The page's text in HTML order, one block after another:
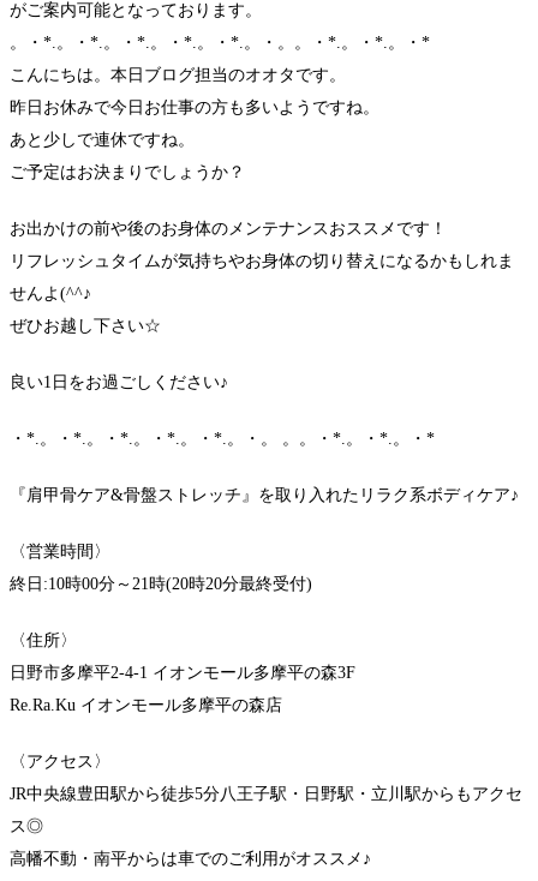
がご案内可能となっております。
。・*.。・*.。・*.。・*.。・*.。・。。・*.。・*.。・*
こんにちは。本日ブログ担当のオオタです。
昨日お休みで今日お仕事の方も多いようですね。
あと少しで連休ですね。
ご予定はお決まりでしょうか？
お出かけの前や後のお身体のメンテナンスおススメです！
リフレッシュタイムが気持ちやお身体の切り替えになるかもしれま
せんよ(^^♪
ぜひお越し下さい☆
良い1日をお過ごしください♪
・*.。・*.。・*.。・*.。・*.。・。 。。・*.。・*.。・*
『肩甲骨ケア&骨盤ストレッチ』を取り入れたリラク系ボディケア♪
〈営業時間〉
終日:10時00分～21時(20時20分最終受付)
〈住所〉
日野市多摩平2-4-1 イオンモール多摩平の森3F
Re.Ra.Ku イオンモール多摩平の森店
〈アクセス〉
JR中央線豊田駅から徒歩5分八王子駅・日野駅・立川駅からもアクセ
ス◎
高幡不動・南平からは車でのご利用がオススメ♪